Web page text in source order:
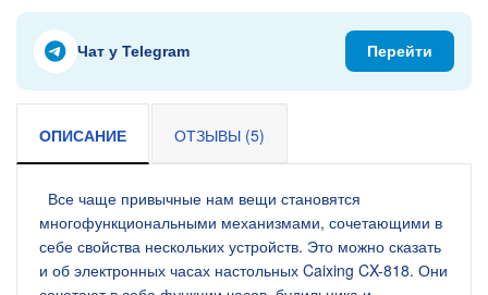
Чат у Telegram Перейти
ОПИСАНИЕ ОТЗЫВЫ (5)
Все чаще привычные нам вещи становятся
многофункциональными механизмами, сочетающими в
себе свойства нескольких устройств. Это можно сказать
и об электронных часах настольных Caixing CX-818. Они